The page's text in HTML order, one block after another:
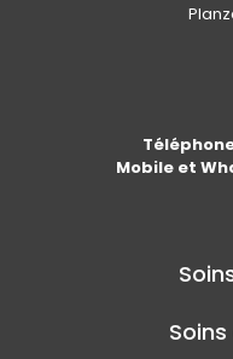
Mobile et